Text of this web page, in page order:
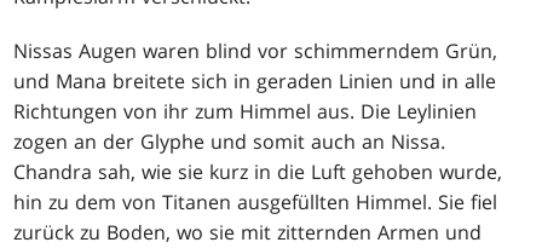
Nissas Augen waren blind vor schimmerndem Grün,
und Mana breitete sich in geraden Linien und in alle
Richtungen von ihr zum Himmel aus. Die Leylinien
zogen an der Glyphe und somit auch an Nissa.
Chandra sah, wie sie kurz in die Luft gehoben wurde,
hin zu dem von Titanen ausgefüllten Himmel. Sie fiel
zurück zu Boden, wo sie mit zitternden Armen und